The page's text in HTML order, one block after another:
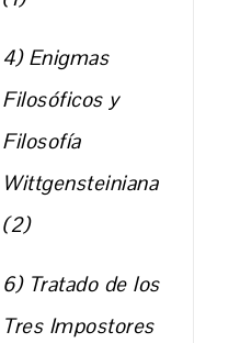
4) Enigmas
Filosóficos y
Filosofía
Wittgensteiniana
(2)
6) Tratado de los
Tres Impostores